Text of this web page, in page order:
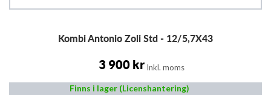
Kombi Antonio Zoli Std - 12/5,7X43
3 900 kr Inkl. moms
Finns i lager (Licenshantering)